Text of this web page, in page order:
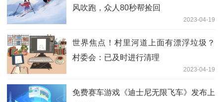
风吹跑，众人80秒帮捡回
2023-04-19
世界焦点！村里河道上面有漂浮垃圾？
村委会：已及时进行清理
2023-04-19
免费赛车游戏《迪士尼无限飞车》发布上